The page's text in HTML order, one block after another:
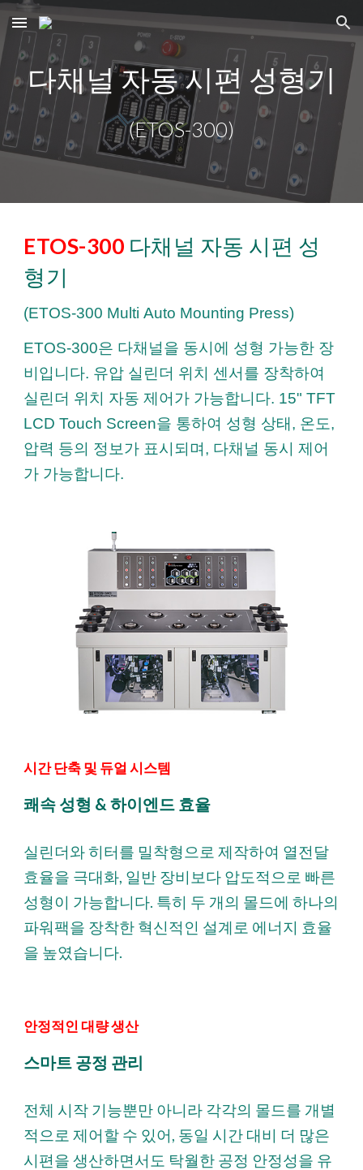
Skip to main content Skip to navigation
다채널 자동 시편 성형기
(ETOS-300)
ETOS-300 다채널 자동 시편 성
형기
(ETOS-300 MultiAuto Mounting Press)
ETOS-300은 다채널을 동시에 성형 가능한 장
비입니다. 유압 실린더 위치 센서를 장착하여
실린더 위치 자동 제어가 가능합니다. 15" TFT
LCD Touch Screen을 통하여 성형 상태, 온도,
압력 등의 정보가 표시되며, 다채널 동시 제어
가 가능합니다.
시간 단축 및 듀얼 시스템
쾌속 성형 & 하이엔드 효율
실린더와 히터를 밀착형으로 제작하여 열전달
효율을 극대화, 일반 장비보다 압도적으로 빠른
성형이 가능합니다. 특히 두 개의 몰드에 하나의
파워팩을 장착한 혁신적인 설계로 에너지 효율
을 높였습니다.
안정적인 대량 생산
스마트 공정 관리
전체 시작 기능뿐만 아니라 각각의 몰드를 개별
적으로 제어할 수 있어, 동일 시간 대비 더 많은
시편을 생산하면서도 탁월한 공정 안정성을 유